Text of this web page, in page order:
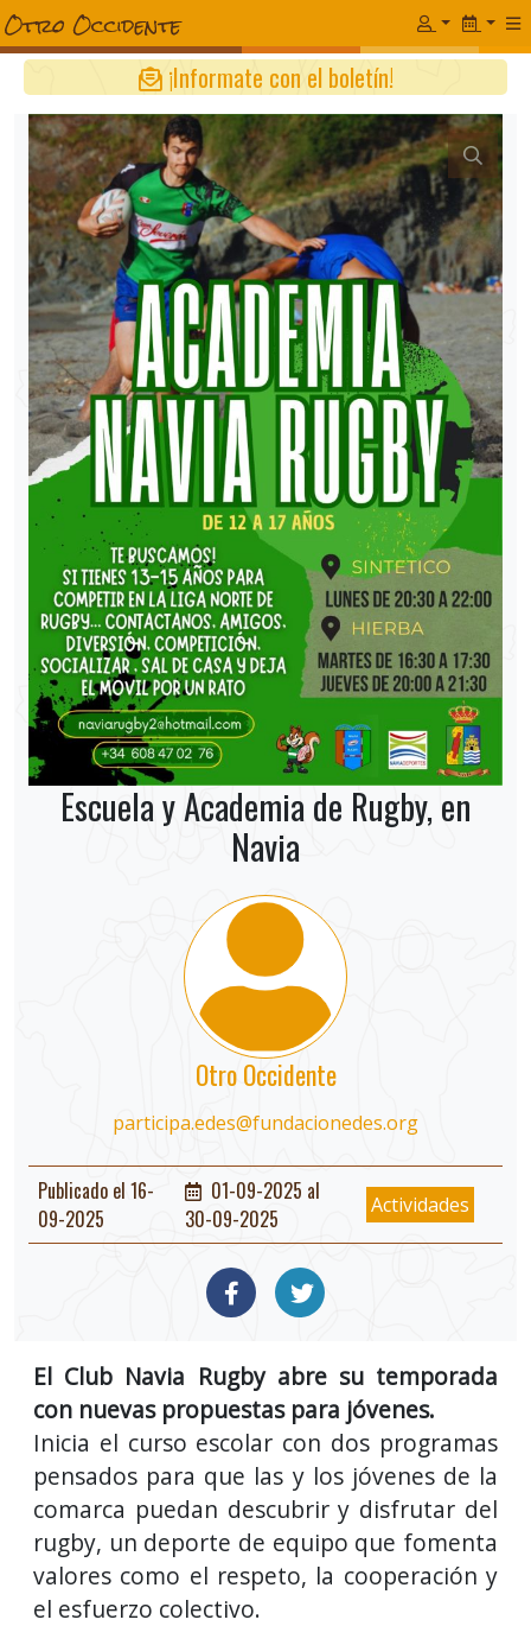
¡Informate con el boletín!
Escuela y Academia de Rugby, en
Navia
Otro Occidente
participa.edes@fundacionedes.org
Publicado el 16-
09-2025
01-09-2025 al
30-09-2025
Actividades
El Club Navia Rugby abre su temporada
con nuevas propuestas para jóvenes.
Inicia el curso escolar con dos programas
pensados para que las y los jóvenes de la
comarca puedan descubrir y disfrutar del
rugby, un deporte de equipo que fomenta
valores como el respeto, la cooperación y
el esfuerzo colectivo.